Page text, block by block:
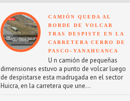
CAMIÓN QUEDA AL
BORDE DE VOLCAR
TRAS DESPISTE EN LA
CARRETERA CERRO DE
PASCO–YANAHUANCA
U n camión de pequeñas
dimensiones estuvo a punto de volcar luego
de despistarse esta madrugada en el sector
Huicra, en la carretera que une...